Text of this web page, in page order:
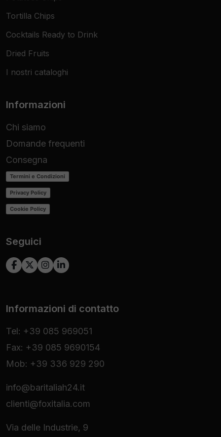
Tortilla Chips
Cocktails Ready to Drink
Dried Fruits
I nostri cataloghi
Informazioni
Chi siamo
Domande frequenti
Consegna
Termini e Condizioni
Privacy Policy
Cookie Policy
Seguici
Informazioni di contatto
Tel: +39 085 969051
Fax: +39 085 9690154
Mob: +39 336 929 290
info@baritaliah24.it
clienti@foxitalia.com
Via delle Industrie, 9